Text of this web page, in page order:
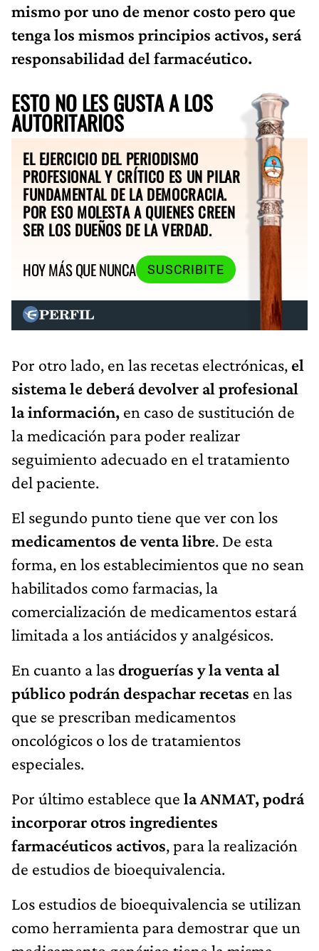
mismo por uno de menor costo pero que
tenga los mismos principios activos, será
responsabilidad del farmacéutico.
ESTO NO LES GUSTA A LOS
AUTORITARIOS
EL EJERCICIO DEL PERIODISMO
PROFESIONAL Y CRÍTICO ES UN PILAR
FUNDAMENTAL DE LA DEMOCRACIA.
POR ESO MOLESTA A QUIENES CREEN
SER LOS DUEÑOS DE LA VERDAD.
HOY MÁS QUE NUNCA
SUSCRIBITE
Por otro lado, en las recetas electrónicas, el
sistema le deberá devolver al profesional
la información, en caso de sustitución de
la medicación para poder realizar
seguimiento adecuado en el tratamiento
del paciente.
El segundo punto tiene que ver con los
medicamentos de venta libre. De esta
forma, en los establecimientos que no sean
habilitados como farmacias, la
comercialización de medicamentos estará
limitada a los antiácidos y analgésicos.
En cuanto a lasdroguerías y la venta al
público podrán despachar recetas en las
que se prescriban medicamentos
oncológicos o los de tratamientos
especiales.
Por último establece que la ANMAT, podrá
incorporar otros ingredientes
farmacéuticos activos, para la realización
de estudios de bioequivalencia.
Los estudios de bioequivalencia se utilizan
como herramienta para demostrar que un